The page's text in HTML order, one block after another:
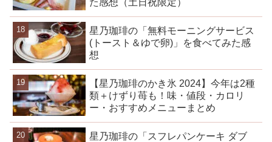
星乃珈琲の「無料モーニングサービス
(トースト＆ゆで卵)」を食べてみた感
想
【星乃珈琲のかき氷 2024】今年は2種
類＋けずり苺も！味・値段・カロリ
ー・おすすめメニューまとめ
星乃珈琲の「スフレパンケーキ ダブ